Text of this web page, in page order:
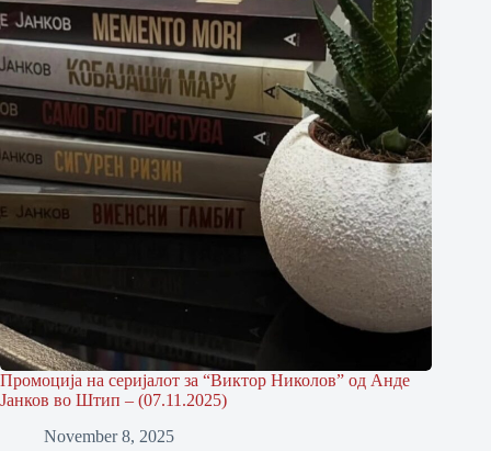
Промоција на серијалот за “Виктор Николов” од Анде
Јанков во Штип – (07.11.2025)
November 8, 2025